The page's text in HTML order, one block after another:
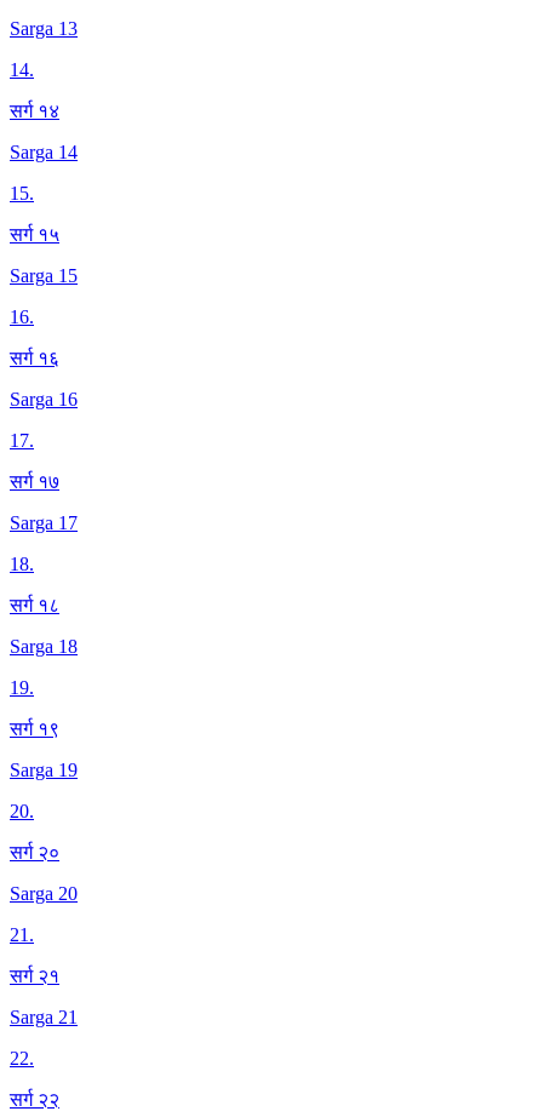
Sarga 13
14.
सर्ग १४
Sarga 14
15.
सर्ग १५
Sarga 15
16.
सर्ग १६
Sarga 16
17.
सर्ग १७
Sarga 17
18.
सर्ग १८
Sarga 18
19.
सर्ग १९
Sarga 19
20.
सर्ग २०
Sarga 20
21.
सर्ग २१
Sarga 21
22.
सर्ग २२